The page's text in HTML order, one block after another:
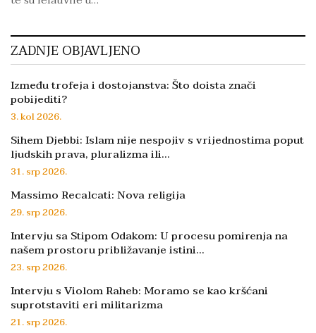
ZADNJE OBJAVLJENO
Između trofeja i dostojanstva: Što doista znači
pobijediti?
3. kol 2026.
Sihem Djebbi: Islam nije nespojiv s vrijednostima poput
ljudskih prava, pluralizma ili…
31. srp 2026.
Massimo Recalcati: Nova religija
29. srp 2026.
Intervju sa Stipom Odakom: U procesu pomirenja na
našem prostoru približavanje istini…
23. srp 2026.
Intervju s Violom Raheb: Moramo se kao kršćani
suprotstaviti eri militarizma
21. srp 2026.